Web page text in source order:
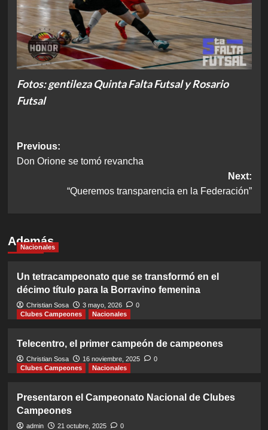
Fotos: gentileza Quinta Falta Futsal y Rosario
Futsal
Post
navigation
Previous:
Don Orione se tomó revancha
Next:
“Queremos transparencia en la Federación”
Además
Nacionales
Un tetracampeonato que se transformó en el
décimo título para la Borravino femenina
Christian Sosa 3 mayo, 2026
0
Clubes Campeones
Nacionales
Telecentro, el primer campeón de campeones
Christian Sosa 16 noviembre, 2025
0
Clubes Campeones
Nacionales
Presentaron el Campeonato Nacional de Clubes
Campeones
admin 21 octubre, 2025 0